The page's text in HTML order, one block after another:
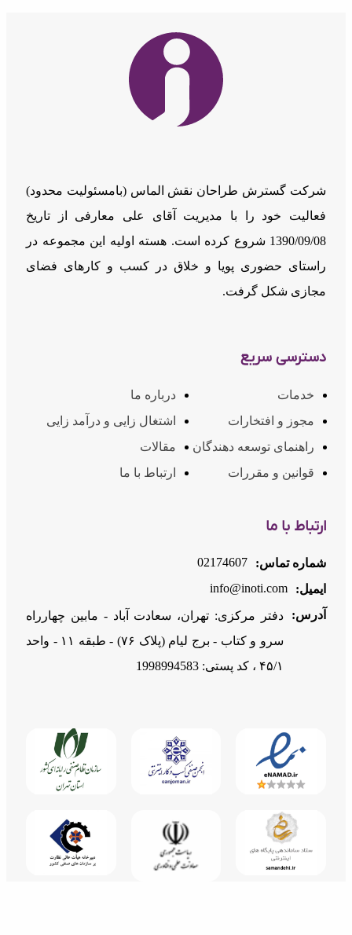
شرکت گسترش طراحان نقش الماس (بامسئوليت محدود)
فعالیت خود را با مدیریت آقای علی معارفی از تاریخ
1390/09/08 شروع کرده است. هسته اولیه این مجموعه در
راستای حضوری پویا و خلاق در کسب و کارهای فضای
مجازی شکل گرفت.
دسترسی سریع
خدمات
درباره ما
مجوز و افتخارات
اشتغال زایی و درآمد زایی
راهنمای توسعه دهندگان
مقالات
قوانین و مقررات
ارتباط با ما
ارتباط با ما
شماره تماس:
02174607
ایمیل:
info@inoti.com
آدرس:
دفتر مرکزی: تهران، سعادت آباد - مابین چهارراه
سرو و کتاب - برج لیام (پلاک ۷۶) - طبقه ۱۱ - واحد
۴۵/۱ ، کد پستی: 1998994583